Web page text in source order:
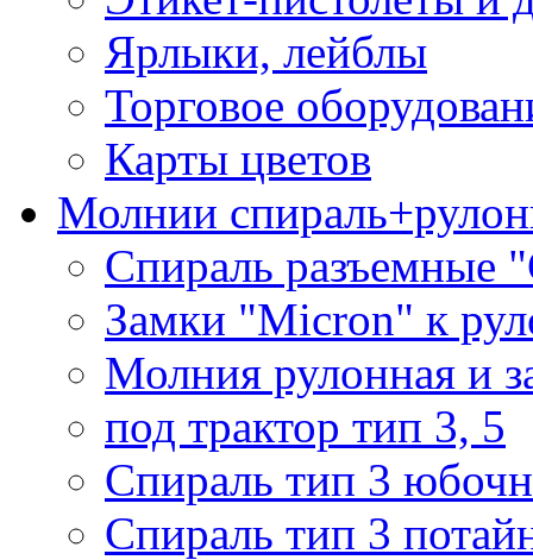
Ярлыки, лейблы
Торговое
Карты цветов
Молнии
Спираль разъемные
Замки "Micron" к
Молния рулонная и
под трактор тип 3, 5
Спираль тип 3
Спираль тип 3